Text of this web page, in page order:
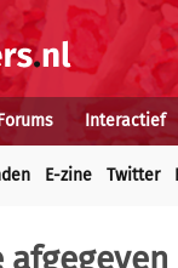
Interactief
E-zine Twitter